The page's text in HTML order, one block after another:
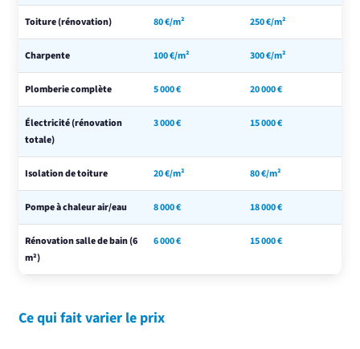
Toiture (rénovation) 80 €/m² 250 €/m²
Charpente 100 €/m² 300 €/m²
Plomberie complète 5 000 € 20 000 €
Électricité (rénovation
totale)
3 000 € 15 000 €
Isolation de toiture 20 €/m² 80 €/m²
Pompe à chaleur air/eau 8 000 € 18 000 €
Rénovation salle de bain (6
m²)
6 000 € 15 000 €
Ce qui fait varier le prix